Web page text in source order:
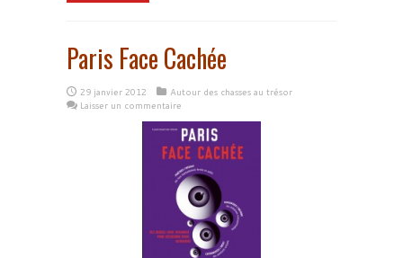
Paris Face Cachée
29 janvier 2012
Autour des chasses au trésor
Laisser un commentaire